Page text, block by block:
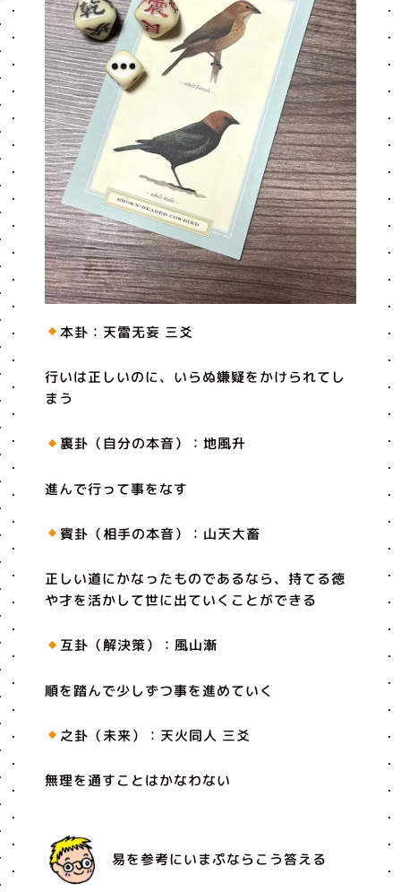
本卦：天雷无妄 三爻
行いは正しいのに、いらぬ嫌疑をかけられてし
まう
裏卦（自分の本音）：地風升
進んで行って事をなす
賓卦（相手の本音）：山天大畜
正しい道にかなったものであるなら、持てる徳
や才を活かして世に出ていくことができる
互卦（解決策）：風山漸
順を踏んで少しずつ事を進めていく
之卦（未来）：天火同人 三爻
無理を通すことはかなわない
易を参考にいまぷならこう答える